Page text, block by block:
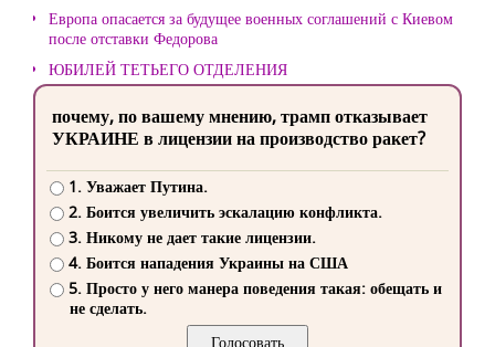
Европа опасается за будущее военных соглашений с Киевом
после отставки Федорова
ЮБИЛЕЙ ТЕТЬЕГО ОТДЕЛЕНИЯ
почему, по вашему мнению, трамп отказывает
УКРАИНЕ в лицензии на производство ракет?
1. Уважает Путина.
2. Боится увеличить эскалацию конфликта.
3. Никому не дает такие лицензии.
4. Боится нападения Украины на США
5. Просто у него манера поведения такая: обещать и
не сделать.